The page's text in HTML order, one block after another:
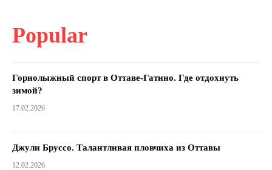
Popular
Горнолыжный спорт в Оттаве-Гатино. Где отдохнуть
зимой?
17.02.2026
Джули Бруссо. Талантливая пловчиха из Оттавы
12.02.2026